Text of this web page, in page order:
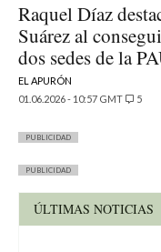
Raquel Díaz
Suárez al
dos sedes de la
EL APURÓN
01.06.2026 - 10:57 GMT
5
PUBLICIDAD
PUBLICIDAD
ÚLTIMAS NOTICIAS